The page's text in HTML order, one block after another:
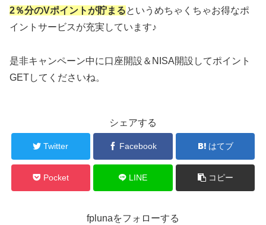
2％分のVポイントが貯まるというめちゃくちゃお得なポ
イントサービスが充実しています♪
是非キャンペーン中に口座開設＆NISA開設してポイント
GETしてくださいね。
シェアする
Twitter Facebook はてブ
Pocket LINE コピー
fplunaをフォローする